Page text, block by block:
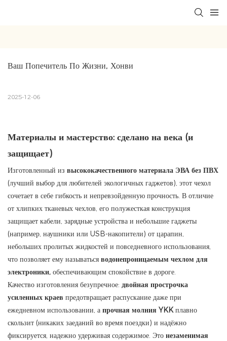
Ваш Попечитель По Жизни, Хонви
2025-12-06
Материалы и мастерство: сделано на века (и
защищает)
Изготовленный из высококачественного материала ЭВА без ПВХ
(лучший выбор для любителей экологичных гаджетов), этот чехол
сочетает в себе гибкость и непревзойденную прочность. В отличие
от хлипких тканевых чехлов, его полужесткая конструкция
защищает кабели, зарядные устройства и небольшие гаджеты
(например, наушники или USB-накопители) от царапин,
небольших пролитых жидкостей и повседневного использования,
что позволяет ему называться водонепроницаемым чехлом для
электроники, обеспечивающим спокойствие в дороге.
Качество изготовления безупречное: двойная прострочка
усиленных краев предотвращает распускание даже при
ежедневном использовании, а прочная молния YKKплавно
скользит (никаких заеданий во время поездки) и надёжно
фиксируется, надежно удерживая содержимое. Это незаменимая